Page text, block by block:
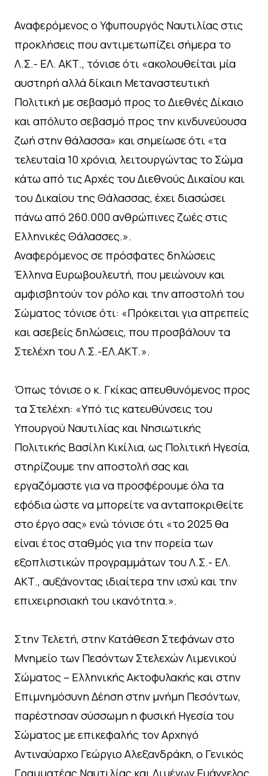
Αναφερόμενος ο Υφυπουργός Ναυτιλίας στις
προκλήσεις που αντιμετωπίζει σήμερα το
Λ.Σ.- ΕΛ. ΑΚΤ., τόνισε ότι «ακολουθείται μία
αυστηρή αλλά δίκαιη Μεταναστευτική
Πολιτική με σεβασμό προς το Διεθνές Δίκαιο
και απόλυτο σεβασμό προς την κινδυνεύουσα
ζωή στην θάλασσα» και σημείωσε ότι «τα
τελευταία 10 χρόνια, λειτουργώντας το Σώμα
κάτω από τις Αρχές του Διεθνούς Δικαίου και
του Δικαίου της Θάλασσας, έχει διασώσει
πάνω από 260.000 ανθρώπινες ζωές στις
Ελληνικές Θάλασσες.».
Αναφερόμενος σε πρόσφατες δηλώσεις
Έλληνα Ευρωβουλευτή, που μειώνουν και
αμφισβητούν τον ρόλο και την αποστολή του
Σώματος τόνισε ότι: «Πρόκειται για απρεπείς
και ασεβείς δηλώσεις, που προσβάλουν τα
Στελέχη του Λ.Σ.-ΕΛ.ΑΚΤ.».
Όπως τόνισε ο κ. Γκίκας απευθυνόμενος προς
τα Στελέχη: «Υπό τις κατευθύνσεις του
Υπουργού Ναυτιλίας και Νησιωτικής
Πολιτικής Βασίλη Κικίλια, ως Πολιτική Ηγεσία,
στηρίζουμε την αποστολή σας και
εργαζόμαστε για να προσφέρουμε όλα τα
εφόδια ώστε να μπορείτε να ανταποκριθείτε
στο έργο σας» ενώ τόνισε ότι «το 2025 θα
είναι έτος σταθμός για την πορεία των
εξοπλιστικών προγραμμάτων του Λ.Σ.- ΕΛ.
ΑΚΤ., αυξάνοντας ιδιαίτερα την ισχύ και την
επιχειρησιακή του ικανότητα.».
Στην Τελετή, στην Κατάθεση Στεφάνων στο
Μνημείο των Πεσόντων Στελεχών Λιμενικού
Σώματος – Ελληνικής Ακτοφυλακής και στην
Επιμνημόσυνη Δέηση στην μνήμη Πεσόντων,
παρέστησαν σύσσωμη η φυσική Ηγεσία του
Σώματος με επικεφαλής τον Αρχηγό
Αντιναύαρχο Γεώργιο Αλεξανδράκη, ο Γενικός
Γραμματέας Ναυτιλίας και Λιμένων Ευάγγελος